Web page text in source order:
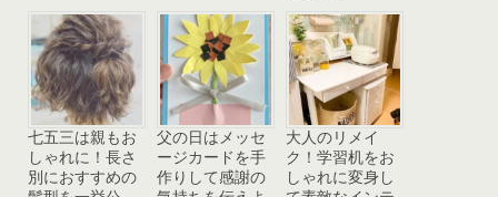
七五三は親もお
しゃれに！長さ
別におすすめの
父の日はメッセ
ージカードを手
作りして感謝の
大人のリメイ
ク！学習机をお
しゃれに変身し